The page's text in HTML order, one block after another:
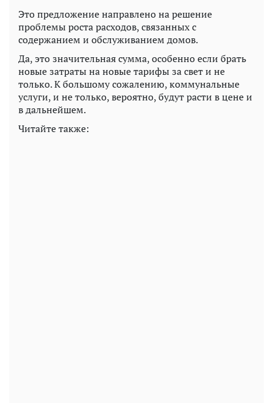
Это предложение направлено на решение
проблемы роста расходов, связанных с
содержанием и обслуживанием домов.
Да, это значительная сумма, особенно если брать
новые затраты на новые тарифы за свет и не
только. К большому сожалению, коммунальные
услуги, и не только, вероятно, будут расти в цене и
в дальнейшем.
Читайте также: